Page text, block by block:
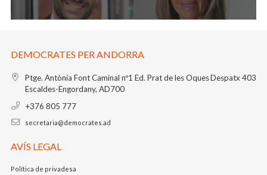
DEMOCRATES PER ANDORRA
Ptge. Antònia Font Caminal nº1 Ed. Prat de les OquesDespatx 403
Escaldes-Engordany, AD700
+376 805 777
secretaria@democrates.ad
AVÍS LEGAL
Política de privadesa